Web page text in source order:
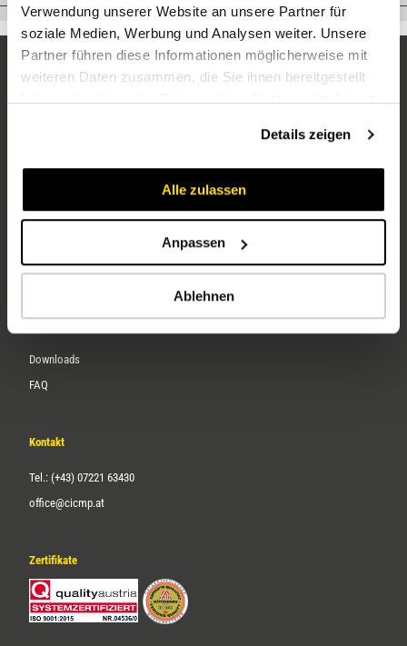
Verwendung unserer Website an unsere Partner für
soziale Medien, Werbung und Analysen weiter. Unsere
Partner führen diese Informationen möglicherweise mit
weiteren Daten zusammen, die Sie ihnen bereitgestellt
Details zeigen
Alle zulassen
Anpassen
Ablehnen
Karriere
Downloads
FAQ
Kontakt
Tel.: (+43) 07221 63430
office@cicmp.at
Zertifikate